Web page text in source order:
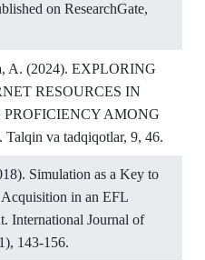
on ResearchGate,
A. (2024). EXPLORING
RESOURCES IN
AMONG
va tadqiqotlar, 9, 46.
Simulation as a Key to
Acquisition in an EFL
International Journal of
143-156.